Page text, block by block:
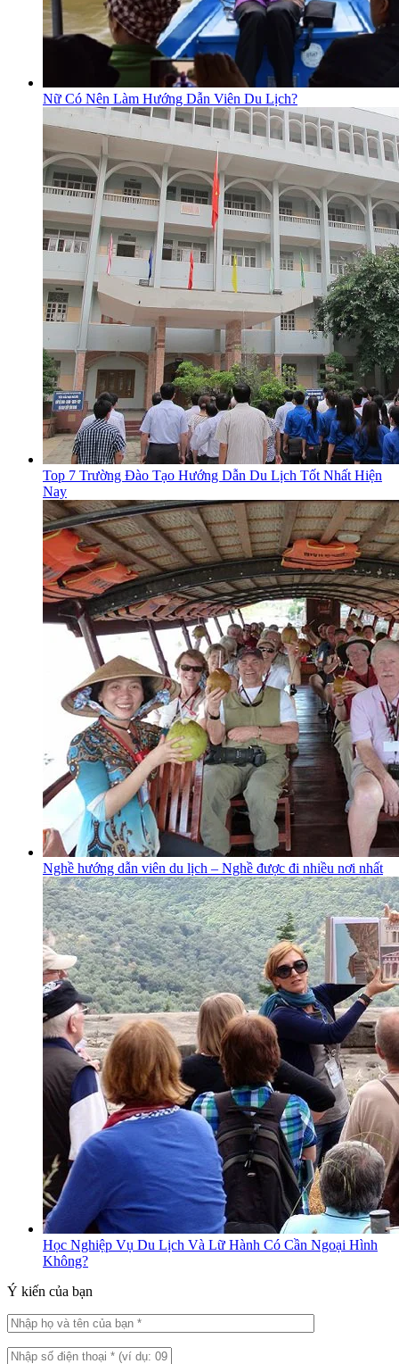
Nữ Có Nên Làm Hướng Dẫn Viên Du Lịch?
Top 7 Trường Đào Tạo Hướng Dẫn Du Lịch Tốt Nhất Hiện
Nay
Nghề hướng dẫn viên du lịch – Nghề được đi nhiều nơi nhất
Học Nghiệp Vụ Du Lịch Và Lữ Hành Có Cần Ngoại Hình
Không?
Ý kiến của bạn